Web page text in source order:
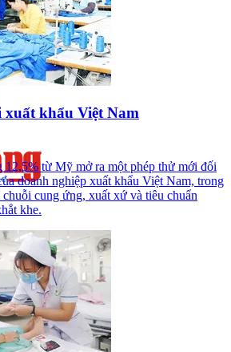
khẩu Việt Nam
12,5% từ Mỹ mở ra một phép thử mới đối
doanh nghiệp xuất khẩu Việt Nam, trong
cung ứng, xuất xứ và tiêu chuẩn
khe.